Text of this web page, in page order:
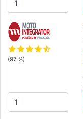
starstarstarstarstar_half
(97 %)